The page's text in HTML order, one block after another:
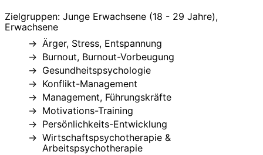
Zielgruppen: Junge Erwachsene (18 - 29 Jahre),
Erwachsene
Ärger, Stress, Entspannung
Burnout, Burnout-Vorbeugung
Gesundheitspsychologie
Konflikt-Management
Management, Führungskräfte
Motivations-Training
Persönlichkeits-Entwicklung
Wirtschaftspsychotherapie &
Arbeitspsychotherapie